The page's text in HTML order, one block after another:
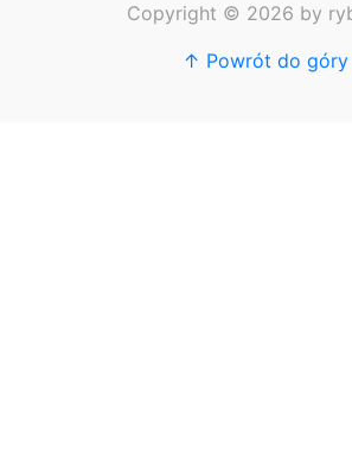
Copyright © 2026 by
↑ Powrót do góry